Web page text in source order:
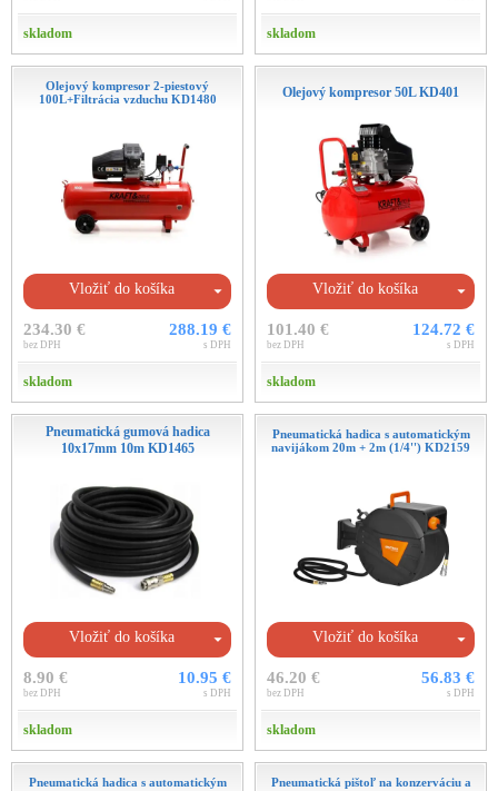
skladom skladom
Olejový kompresor 2-piestový
100L+Filtrácia vzduchu KD1480
Vložiť do košíka
234.30 €
bez DPH
288.19 €
s DPH
skladom
Olejový kompresor 50L KD401
Vložiť do košíka
101.40 €
bez DPH
124.72 €
s DPH
skladom
Pneumatická gumová hadica
10x17mm 10m KD1465
Vložiť do košíka
8.90 €
bez DPH
10.95 €
s DPH
skladom
Pneumatická hadica s automatickým
navijákom 20m + 2m (1/4'') KD2159
Vložiť do košíka
46.20 €
bez DPH
56.83 €
s DPH
skladom
Pneumatická hadica s automatickým
Pneumatická pištoľ na konzerváciu a